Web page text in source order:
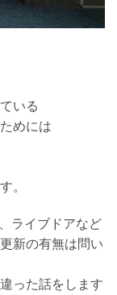
いる
めには
。
ライブドアなど
新の有無は問い
った話をします